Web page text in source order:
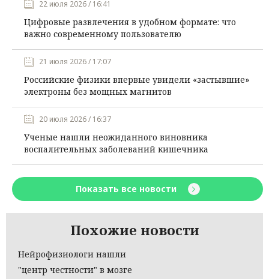
22 июля 2026 / 16:41
Цифровые развлечения в удобном формате: что
важно современному пользователю
21 июля 2026 / 17:07
Российские физики впервые увидели «застывшие»
электроны без мощных магнитов
20 июля 2026 / 16:37
Ученые нашли неожиданного виновника
воспалительных заболеваний кишечника
Показать все новости
Похожие новости
Нейрофизиологи нашли
"центр честности" в мозге